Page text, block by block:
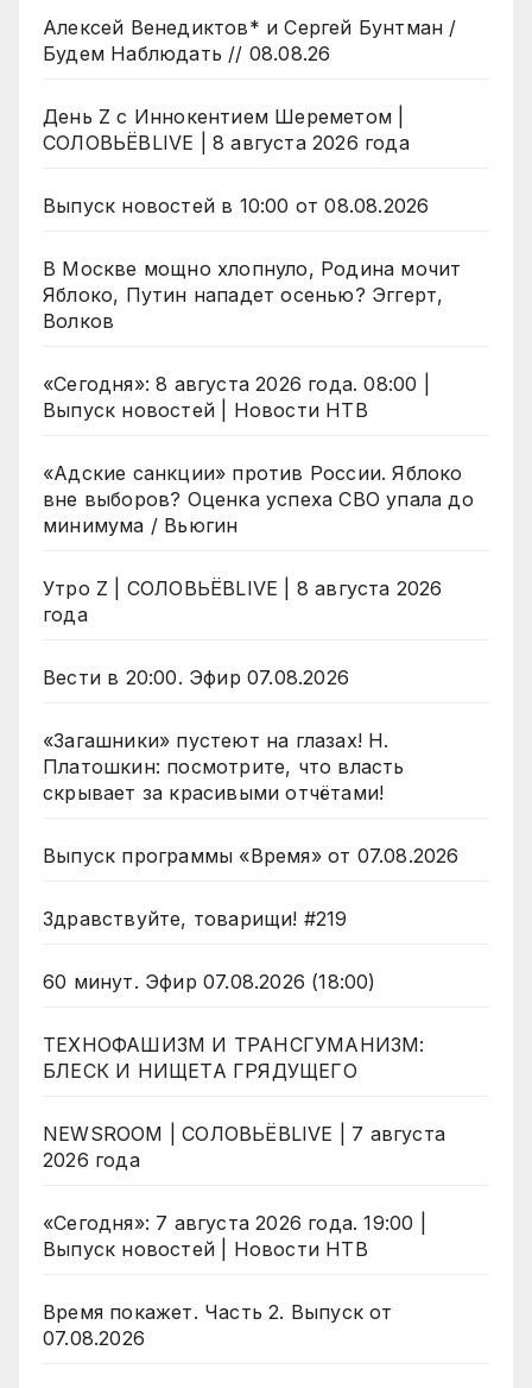
Алексей Венедиктов* и Сергей Бунтман /
Будем Наблюдать // 08.08.26
День Z с Иннокентием Шереметом |
СОЛОВЬЁВLIVE | 8 августа 2026 года
Выпуск новостей в 10:00 от 08.08.2026
В Москве мощно хлопнуло, Родина мочит
Яблоко, Путин нападет осенью? Эггерт,
Волков
«Сегодня»: 8 августа 2026 года. 08:00 |
Выпуск новостей | Новости НТВ
«Адские санкции» против России. Яблоко
вне выборов? Оценка успеха СВО упала до
минимума / Вьюгин
Утро Z | СОЛОВЬЁВLIVE | 8 августа 2026
года
Вести в 20:00. Эфир 07.08.2026
«Загашники» пустеют на глазах! Н.
Платошкин: посмотрите, что власть
скрывает за красивыми отчётами!
Выпуск программы «Время» от 07.08.2026
Здравствуйте, товарищи! #219
60 минут. Эфир 07.08.2026 (18:00)
ТЕХНОФАШИЗМ И ТРАНСГУМАНИЗМ:
БЛЕСК И НИЩЕТА ГРЯДУЩЕГО
NEWSROOM | СОЛОВЬЁВLIVE | 7 августа
2026 года
«Сегодня»: 7 августа 2026 года. 19:00 |
Выпуск новостей | Новости НТВ
Время покажет. Часть 2. Выпуск от
07.08.2026